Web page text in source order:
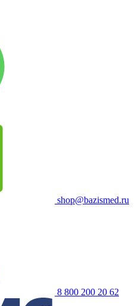
shop@bazismed.ru
8 800 200 20 62